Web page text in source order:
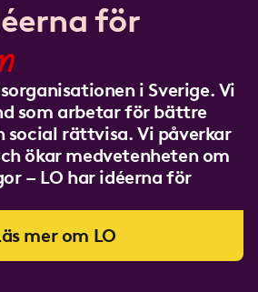
för
i Sverige. Vi
som arbetar för bättre
social rättvisa. Vi påverkar
ökar medvetenheten om
– LO har idéerna för
mer om LO